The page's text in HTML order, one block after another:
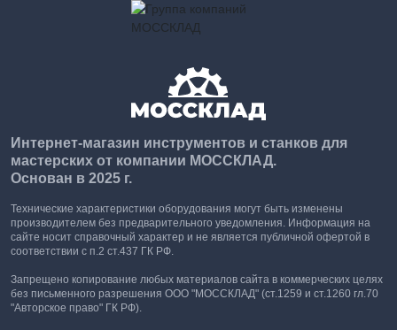
Интернет-магазин инструментов и станков для
мастерских от компании МОССКЛАД.
Основан в 2025 г.
Технические характеристики оборудования могут быть изменены
производителем без предварительного уведомления. Информация на
сайте носит справочный характер и не является публичной офертой в
соответствии с п.2 ст.437 ГК РФ.
Запрещено копирование любых материалов сайта в коммерческих целях
без письменного разрешения ООО "МОССКЛАД" (ст.1259 и ст.1260 гл.70
"Авторское право" ГК РФ).